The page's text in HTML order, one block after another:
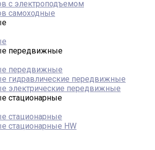
с электроподъемом
самоходные
передвижные
передвижные
гидравлические передвижные
электрические передвижные
стационарные
стационарные
стационарные HW